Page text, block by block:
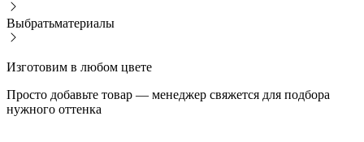
Выбратьматериалы
Изготовим в любом цвете
Просто добавьте товар — менеджер свяжется для подбора
нужного оттенка